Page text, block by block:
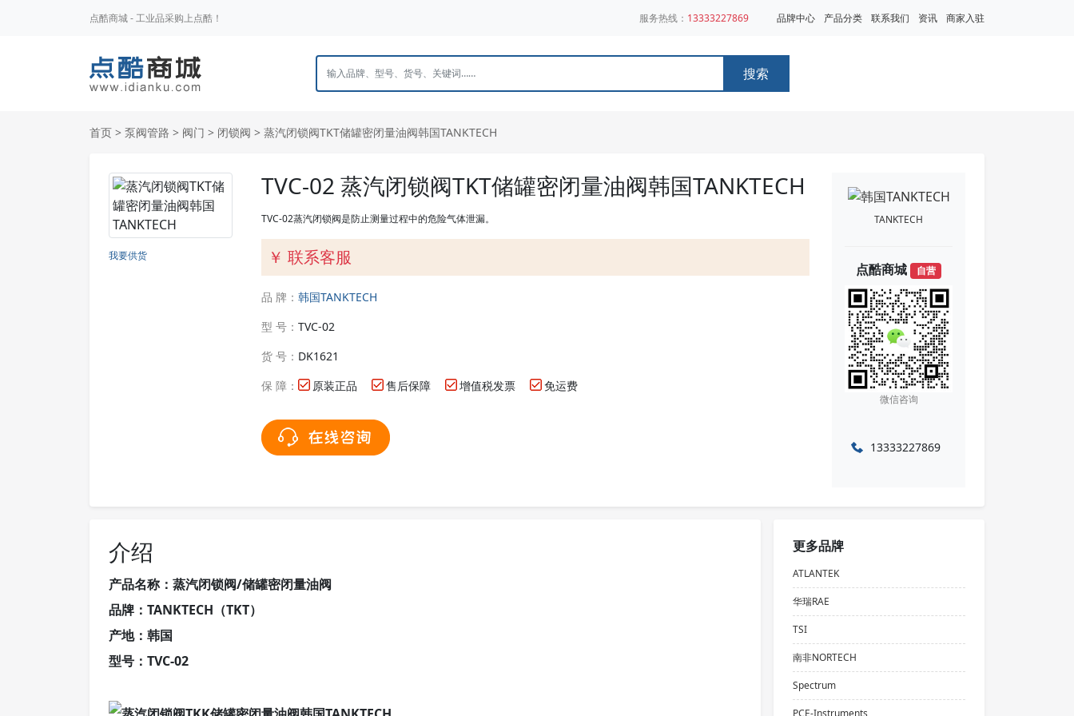
点酷商城 - 工业品采购上点酷！ 服务热线： 13333227869 品牌中心 产品分类 联系我们 资讯 商家入驻
搜索
首页 > 泵阀管路 > 阀门 > 闭锁阀 > 蒸汽闭锁阀TKT储罐密闭量油阀韩国TANKTECH
我要供货
TVC-02 蒸汽闭锁阀TKT储罐密闭量油阀韩国TANKTECH
TVC-02蒸汽闭锁阀是防止测量过程中的危险气体泄漏。
￥ 联系客服
品 牌： 韩国TANKTECH
型 号： TVC-02
货 号： DK1621
保 障：
原装正品 售后保障 增值税发票 免运费
TANKTECH
点酷商城 自营
微信咨询
13333227869
介绍
产品名称：蒸汽闭锁阀/储罐密闭量油阀
品牌：TANKTECH（TKT）
产地：韩国
型号：TVC-02
更多品牌
ATLANTEK
华瑞RAE
TSI
南非NORTECH
Spectrum
PCE-Instruments